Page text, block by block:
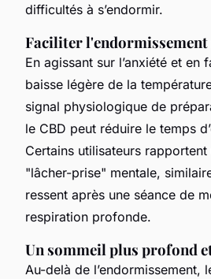
difficultés à s’endormir.
Faciliter
En agissant sur l’anxiété et en
baisse légère de la
signal physiologique de
le CBD peut réduire le temps
Certains utilisateurs
"lâcher-prise" mentale,
ressent après une séance de
respiration profonde.
Un sommeil plus profond
Au-delà de l’endormissement,